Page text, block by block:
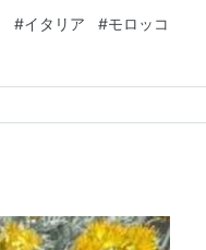
#イタリア #モロッコ